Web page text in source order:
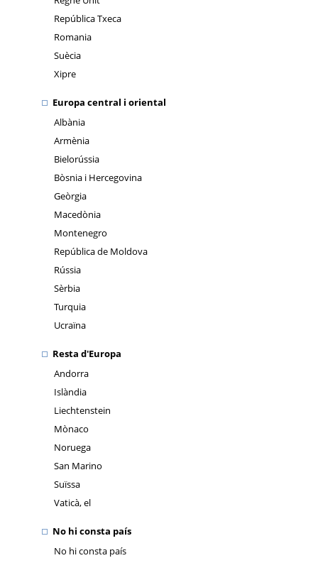
República Txeca
Romania
Suècia
Xipre
Europa central i oriental
Albània
Armènia
Bielorússia
Bòsnia i Hercegovina
Geòrgia
Macedònia
Montenegro
República de Moldova
Rússia
Sèrbia
Turquia
Ucraïna
Resta d'Europa
Andorra
Islàndia
Liechtenstein
Mònaco
Noruega
San Marino
Suïssa
Vaticà, el
No hi consta país
No hi consta país